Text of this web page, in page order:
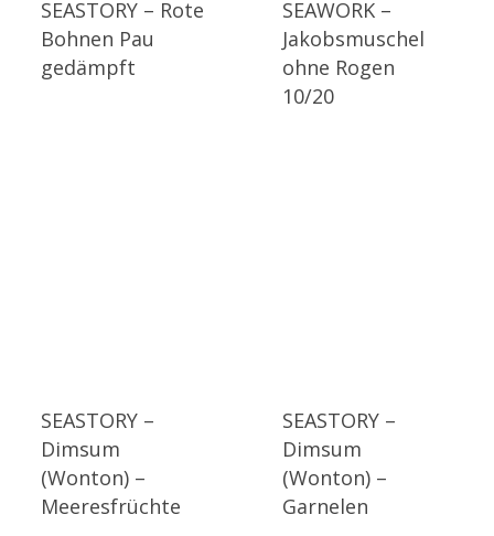
SEASTORY – Rote
Bohnen Pau
gedämpft
SEAWORK –
Jakobsmuschel
ohne Rogen
10/20
SEASTORY –
Dimsum
(Wonton) –
Meeresfrüchte
SEASTORY –
Dimsum
(Wonton) –
Garnelen